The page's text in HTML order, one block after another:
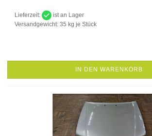
Lieferzeit:
ist an Lager
Versandgewicht: 35 kg je Stück
IN DEN WARENKORB